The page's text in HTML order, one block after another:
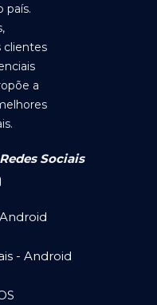
país.
clientes
a
Sociais
- Android